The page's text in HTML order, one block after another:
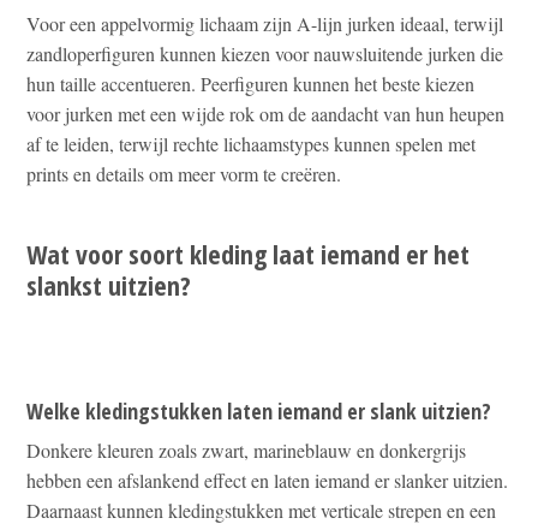
Voor een appelvormig lichaam zijn A-lijn jurken ideaal, terwijl
zandloperfiguren kunnen kiezen voor nauwsluitende jurken die
hun taille accentueren. Peerfiguren kunnen het beste kiezen
voor jurken met een wijde rok om de aandacht van hun heupen
af te leiden, terwijl rechte lichaamstypes kunnen spelen met
prints en details om meer vorm te creëren.
Wat voor soort kleding laat iemand er het
slankst uitzien?
Welke kledingstukken laten iemand er slank uitzien?
Donkere kleuren zoals zwart, marineblauw en donkergrijs
hebben een afslankend effect en laten iemand er slanker uitzien.
Daarnaast kunnen kledingstukken met verticale strepen en een